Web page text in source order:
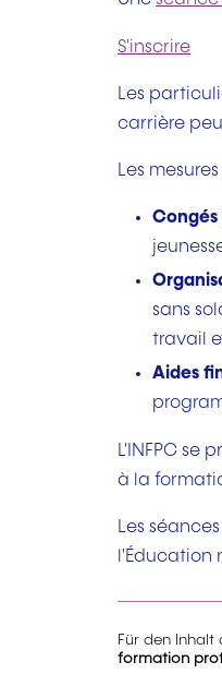
S'inscrire
Les
carrière
Les
Congés
sans
travail
Aides
L'INFPC se
à la
Les
l'Éducation
Für den
formation